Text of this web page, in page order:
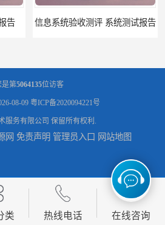
告 信息系统验收测评 系统测试报告
报告 软件系统验收测试？软件验收测评的标准及政策依据？软件验收测评服务内容？
是第5064135位访客
08-09 粤ICP备2020094221号
服务有限公司 保留所有权利.
网 免责声明 管理员入口 网站地图
类 热线电话 在线咨询